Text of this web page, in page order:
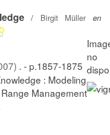
/ Birgit Müller
en
. - p.1857-1875
: Modeling
Management